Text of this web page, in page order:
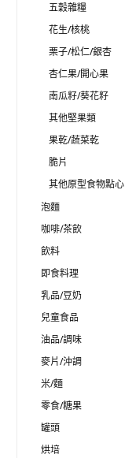
五穀雜糧
花生/核桃
栗子/松仁/銀杏
杏仁果/開心果
南瓜籽/葵花籽
其他堅果類
果乾/蔬菜乾
脆片
其他原型食物點心
泡麵
咖啡/茶飲
飲料
即食料理
乳品/豆奶
兒童食品
油品/調味
麥片/沖調
米/麵
零食/糖果
罐頭
烘培